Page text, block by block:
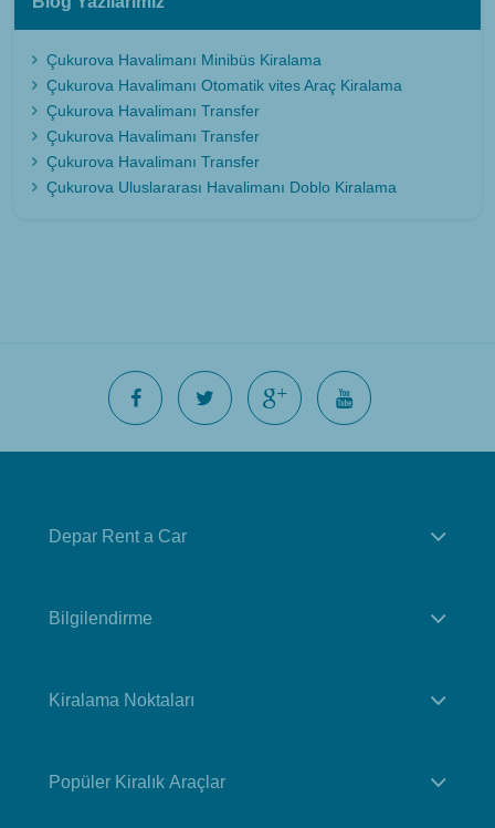
Çukurova Havalimanı Minibüs Kiralama
Çukurova Havalimanı Otomatik vites Araç Kiralama
Çukurova Havalimanı Transfer
Çukurova Havalimanı Transfer
Çukurova Havalimanı Transfer
Çukurova Uluslararası Havalimanı Doblo Kiralama
Depar Rent a Car
Bilgilendirme
Kiralama Noktaları
Popüler Kiralık Araçlar